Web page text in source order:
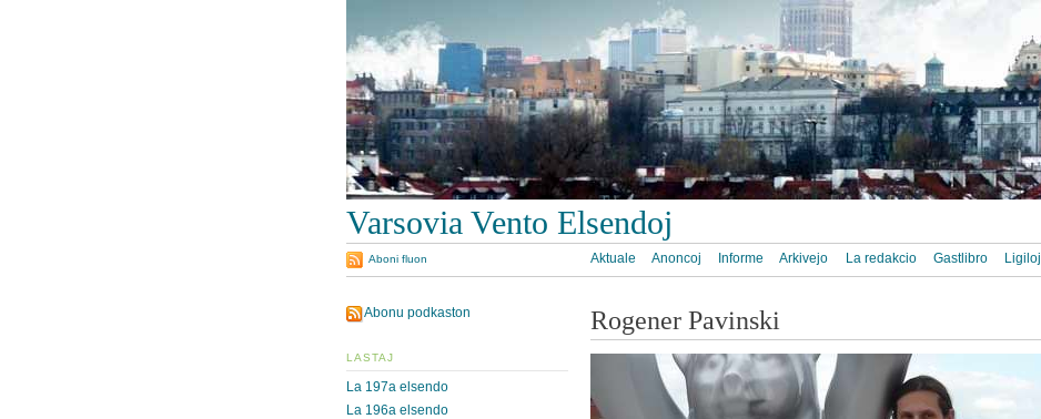
Varsovia Vento Elsendoj
Aktuale Anoncoj Informe Arkivejo La redakcio Gastlibro Ligiloj
Aboni fluon
Rogener Pavinski
Abonu podkaston
LASTAJ
La 197a elsendo
La 196a elsendo